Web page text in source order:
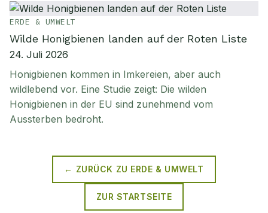
ERDE & UMWELT
Wilde Honigbienen landen auf der Roten Liste
24. Juli 2026
Honigbienen kommen in Imkereien, aber auch
wildlebend vor. Eine Studie zeigt: Die wilden
Honigbienen in der EU sind zunehmend vom
Aussterben bedroht.
← ZURÜCK ZU ERDE & UMWELT
ZUR STARTSEITE